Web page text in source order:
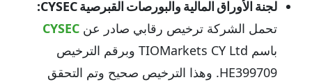
لجنة الأوراق المالية والبورصات القبرصية CYSEC:
تحمل الشركة ترخيص رقابي صادر عن CYSEC
باسم TIOMarkets CY Ltd وبرقم الترخيص
HE399709. وهذا الترخيص صحيح وتم التحقق